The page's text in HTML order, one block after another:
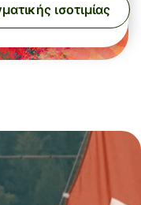
ισοτιμίας